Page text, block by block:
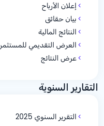
إعلان الأرباح
بيان حقائق
النتائج المالية
العرض التقديمي للمستثمر
عرض النتائج
التقارير السنوية
التقرير السنوي 2025